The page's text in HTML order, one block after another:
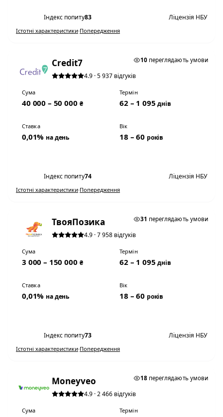
Індекс попиту83 Ліцензія НБУ
Істотні характеристики·Попередження
10переглядають умови
Credit7
4.9 · 5 937 відгуків
Сума
40 000 – 50 000 ₴
Термін
62 – 1 095днів
Ставка
0,01% на день
Вік
18 – 60 років
Індекс попиту74 Ліцензія НБУ
Істотні характеристики·Попередження
31 переглядають умови
ТвояПозика
4.9 · 7 958 відгуків
Сума
3 000 – 150 000 ₴
Термін
62 – 1 095днів
Ставка
0,01% на день
Вік
18 – 60 років
Індекс попиту73 Ліцензія НБУ
Істотні характеристики·Попередження
18переглядають умови
Moneyveo
4.9 · 2 466 відгуків
Сума Термін